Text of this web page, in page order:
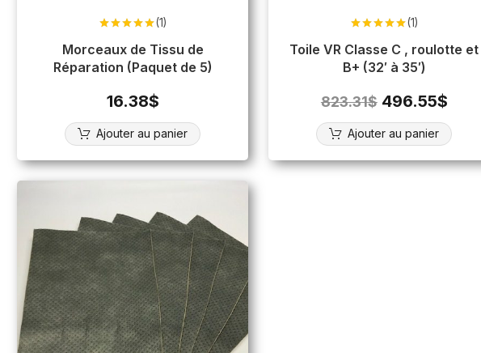
sur 5
(1)
Morceaux de Tissu de
Réparation (Paquet de 5)
16.38$
Ajouter au panier
sur 5
(1)
Toile VR Classe C , roulotte et
B+ (32′ à 35′)
823.31$ 496.55$
Ajouter au panier